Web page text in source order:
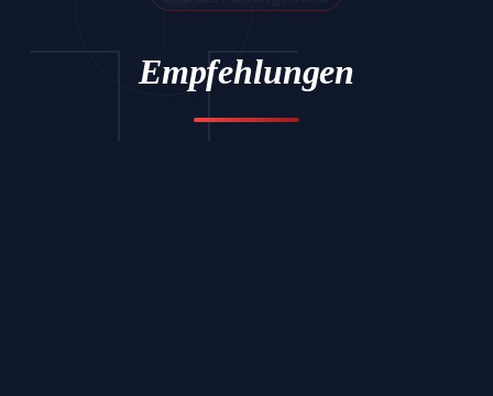
Empfehlungen